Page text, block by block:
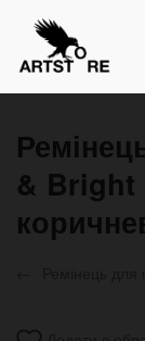
& Bright